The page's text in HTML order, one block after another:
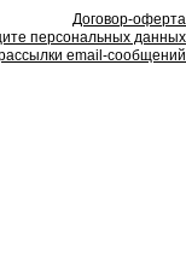
Договор-оферта
персональных данных
email-сообщений